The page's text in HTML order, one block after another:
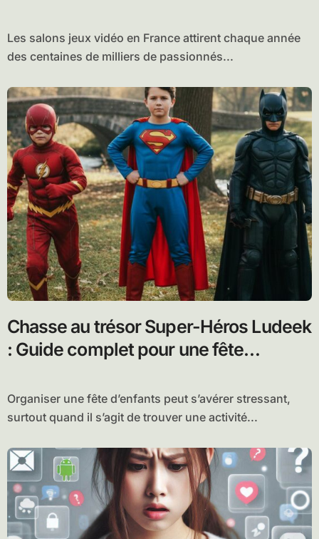
Les salons jeux vidéo en France attirent chaque année
des centaines de milliers de passionnés...
Chasse au trésor Super-Héros Ludeek
: Guide complet pour une fête
Organiser une fête d’enfants peut s’avérer stressant,
surtout quand il s’agit de trouver une activité...